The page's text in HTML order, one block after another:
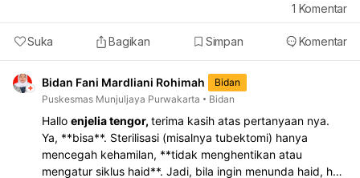
Suka Bagikan Simpan Komentar
1 Komentar
Bidan Fani Mardliani Rohimah
Bidan
Puskesmas Munjuljaya Purwakarta
Bidan
Hallo enjelia tengor, terima kasih atas pertanyaan nya.
Ya, **bisa**. Sterilisasi (misalnya tubektomi) hanya
mencegah kehamilan, **tidak menghentikan atau
mengatur siklus haid**. Jadi, bila ingin menunda haid, hal